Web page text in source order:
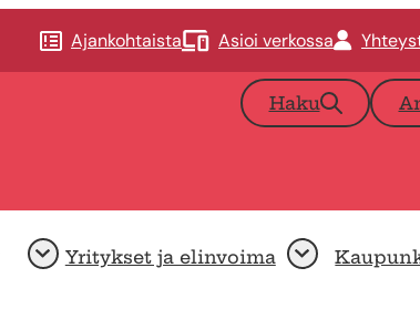
Ajankohtaista
Asioi verkossa
Haku
AvaaYritykset ja elinvoima Avaa